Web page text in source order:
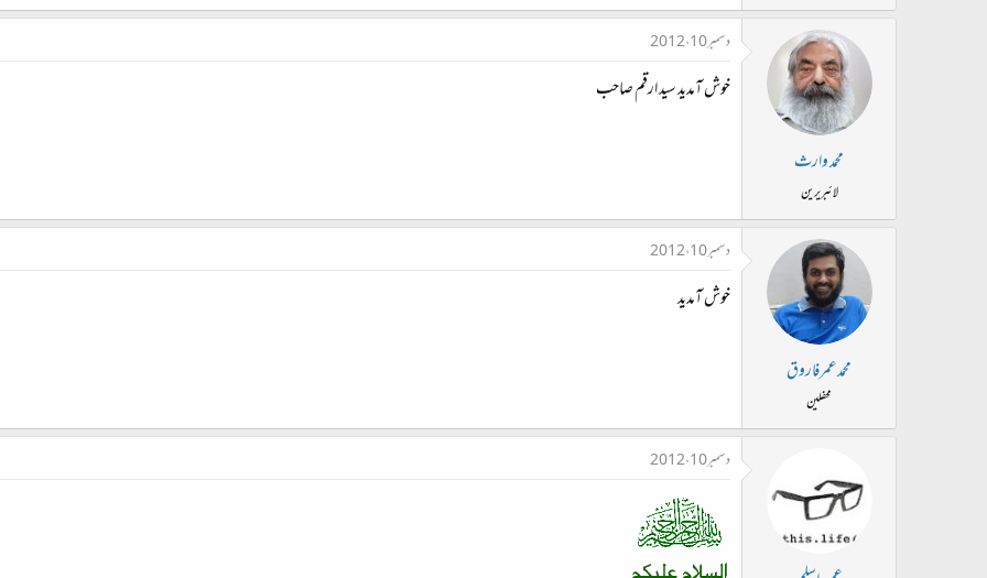
محمد وارث
لائبریرین
دسمبر 10، 2012
خوش آمدید سید ارقم صاحب
محمدعمرفاروق
محفلین
دسمبر 10، 2012
خوش آمدید
دسمبر 10، 2012